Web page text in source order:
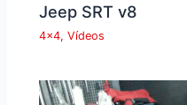
Jeep SRT v8
4x4,Vídeos